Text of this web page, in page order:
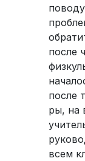
после
после
ры, на
всем